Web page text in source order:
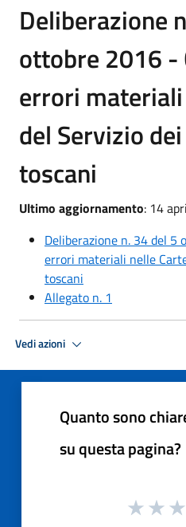
Deliberazione
ottobre 2016 -
errori
del Servizio
toscani
Ultimo aggiornamento: 14
Deliberazione n. 34 del
errori materiali nelle
toscani
Allegato n. 1
Vedi azioni
Quanto sono
su questa pagina?